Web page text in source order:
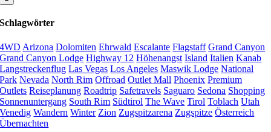
Schlagwörter
4WD Arizona Dolomiten Ehrwald Escalante Flagstaff Grand Canyon
Grand Canyon Lodge Highway 12 Höhenangst Island Italien Kanab
Langstreckenflug Las Vegas Los Angeles Maswik Lodge National
Park Nevada North Rim Offroad Outlet Mall Phoenix Premium
Outlets Reiseplanung Roadtrip Safetravels Saguaro Sedona Shopping
Sonnenuntergang South Rim Südtirol The Wave Tirol Toblach Utah
Venedig Wandern Winter Zion Zugspitzarena Zugspitze Österreich
Übernachten